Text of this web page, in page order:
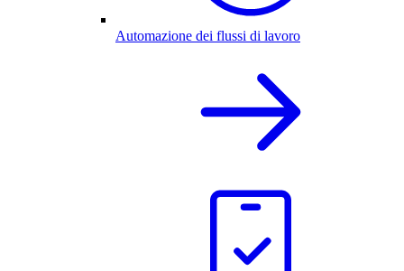
Automazione dei flussi di lavoro